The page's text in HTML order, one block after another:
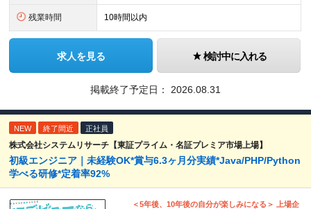
残業時間 10時間以内
求人を見る 検討中に入れる
掲載終了予定日： 2026.08.31
NEW 終了間近 正社員
株式会社システムリサーチ【東証プライム・名証プレミア市場上場】
初級エンジニア｜未経験OK*賞与6.3ヶ月分実績*Java/PHP/Python
学べる研修*定着率92%
＜5年後、10年後の自分が楽しみになる＞ 上場企